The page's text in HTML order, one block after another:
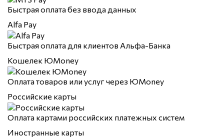
Быстрая оплата без ввода данных
Alfa Pay
Быстрая оплата для клиентов Альфа-Банка
Кошелек ЮMoney
Оплата товаров или услуг через ЮMoney
Российские карты
Оплата картами российских платежных систем
Иностранные карты